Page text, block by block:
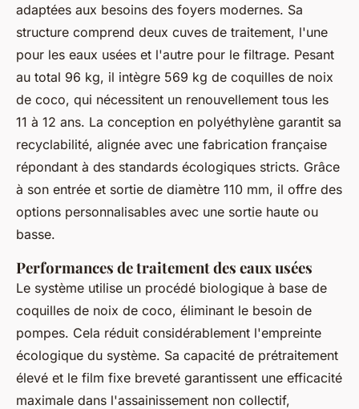
adaptées aux besoins des foyers modernes. Sa
structure comprend deux cuves de traitement, l'une
pour les eaux usées et l'autre pour le filtrage. Pesant
au total 96 kg, il intègre 569 kg de coquilles de noix
de coco, qui nécessitent un renouvellement tous les
11 à 12 ans. La conception en polyéthylène garantit sa
recyclabilité, alignée avec une fabrication française
répondant à des standards écologiques stricts. Grâce
à son entrée et sortie de diamètre 110 mm, il offre des
options personnalisables avec une sortie haute ou
basse.
Performances de traitement des eaux usées
Le système utilise un procédé biologique à base de
coquilles de noix de coco, éliminant le besoin de
pompes. Cela réduit considérablement l'empreinte
écologique du système. Sa capacité de prétraitement
élevé et le film fixe breveté garantissent une efficacité
maximale dans l'assainissement non collectif,